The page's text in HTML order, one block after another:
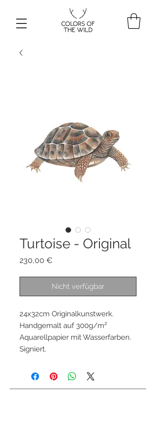
Turtoise - Original
230,00 €
Nicht verfügbar
24x32cm Originalkunstwerk.
Handgemalt auf 300g/m²
Aquarellpapier mit Wasserfarben.
Signiert.